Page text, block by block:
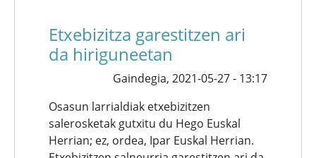
Etxebizitza garestitzen ari
da hiriguneetan
Gaindegia, 2021-05-27 - 13:17
Osasun larrialdiak etxebizitzen
salerosketak gutxitu du Hego Euskal
Herrian; ez, ordea, Ipar Euskal Herrian.